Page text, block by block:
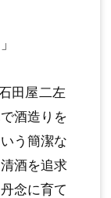
田屋二左
酒造りを
う簡潔な
酒を追求
念に育て